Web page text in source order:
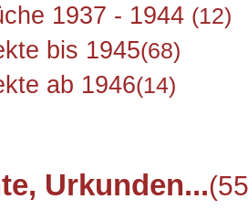
1937 - 1944 (12)
bis 1945(68)
ab 1946(14)
Urkunden...